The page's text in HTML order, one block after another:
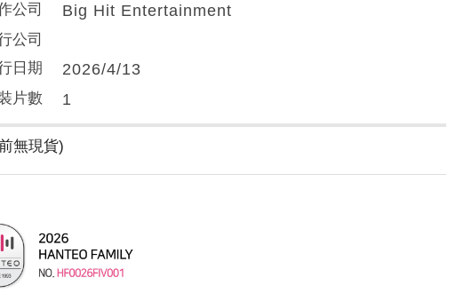
公司 Big Hit Entertainment
公司
日期
2026/4/13
片數 1
無現貨)